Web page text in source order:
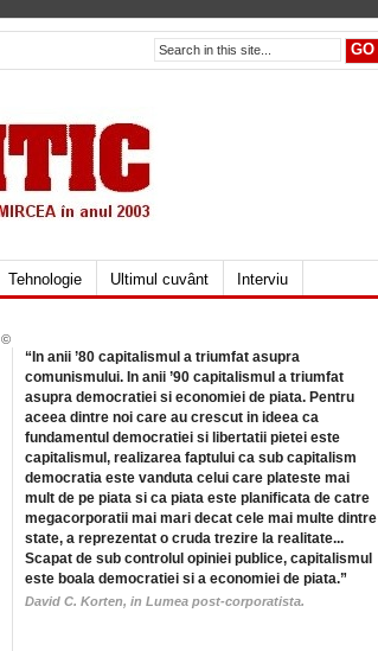
Tehnologie Ultimul cuvânt
Interviu
“In anii ’80 capitalismul a triumfat asupra
comunismului. In anii ’90 capitalismul a triumfat
asupra democratiei si economiei de piata. Pentru
aceea dintre noi care au crescut in ideea ca
fundamentul democratiei si libertatii pietei este
capitalismul, realizarea faptului ca sub capitalism
democratia este vanduta celui care plateste mai
mult de pe piata si ca piata este planificata de catre
megacorporatii mai mari decat cele mai multe dintre
state, a reprezentat o cruda trezire la realitate...
Scapat de sub controlul opiniei publice, capitalismul
este boala democratiei si a economiei de piata.”
David C. Korten, in Lumea post-corporatista.
©